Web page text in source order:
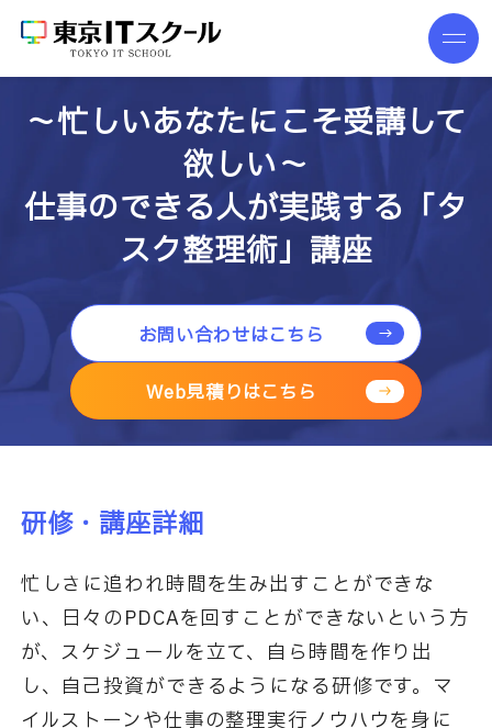
～忙しいあなたにこそ受講して
欲しい～
仕事のできる人が実践する「タ
スク整理術」講座
お問い合わせはこちら
Web見積りはこちら
研修・講座詳細
忙しさに追われ時間を生み出すことができな
い、日々のPDCAを回すことができないという方
が、スケジュールを立て、自ら時間を作り出
し、自己投資ができるようになる研修です。マ
イルストーンや仕事の整理実行ノウハウを身に